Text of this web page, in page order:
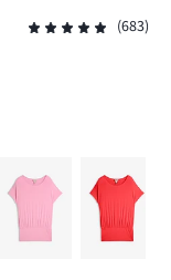
(683)